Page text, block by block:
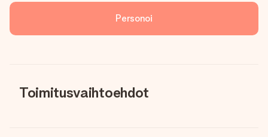
Personoi
Toimitusvaihtoehdot